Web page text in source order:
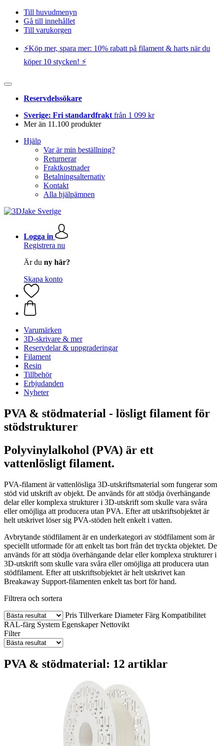
Till huvudmenyn
Gå till innehållet
Till varukorgen
⚡️Köp mer, spara mer: 10% rabatt på filament & harts när du
köper 10 stycken! ⚡️
Reservdelssökare
Sverige: Fri standardfrakt från 1 099 kr
Mer än 11.100 produkter
Hjälp
Var är min beställning?
Returnerar
Fraktkostnader
Betalningsalternativ
Kontakt
Alla hjälpämnen
Logga in
Registrera nu
Är du ny här?
Skapa konto
Varumärken
3D-skrivare & mer
Reservdelar & uppgraderingar
Filament
Resin
Tillbehör
Erbjudanden
Nyheter
PVA & stödmaterial - lösligt filament för
stödstrukturer
Polyvinylalkohol (PVA) är ett
vattenlösligt filament.
PVA-filament är vattenlösliga 3D-utskriftsmaterial som fungerar som
stöd vid utskrift av objekt. De används för att stödja överhängande
delar eller komplexa strukturer i 3D-utskrift som skulle vara svåra
eller omöjliga att producera utan PVA. Efter att utskriftsobjektet är
helt utskrivet löser sig PVA-stöden helt enkelt i vatten.
Avbrytande stödfilament är en underkategori av stödfilament som är
speciellt utformade för att enkelt tas bort från det tryckta objektet. De
används för att stödja överhängande delar eller komplexa strukturer i
3D-utskrift som skulle vara svåra eller omöjliga att producera utan
stödfilament. Efter att utskriftsobjektet är helt utskrivet kan
Breakaway Support-filamenten enkelt tas bort för hand.
Filtrera och sortera
Pris Tillverkare Diameter Färg Kompatibilitet
RAL-färg System Egenskaper Nettovikt
Filter
PVA & stödmaterial: 12 artiklar